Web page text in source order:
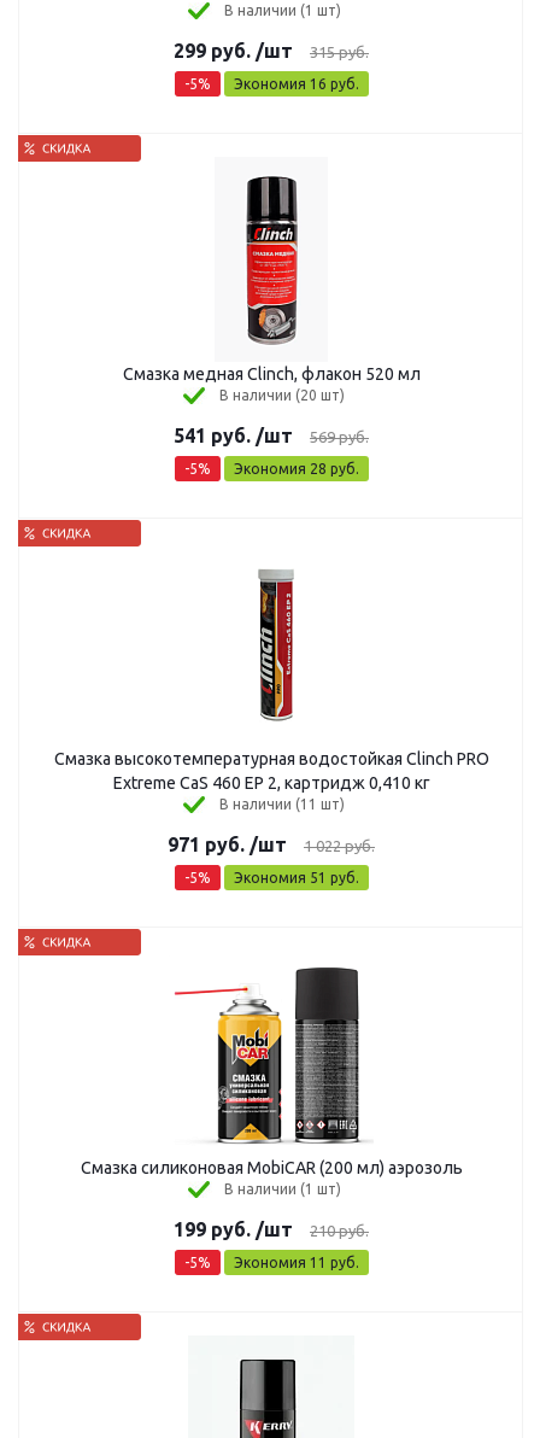
В наличии (1 шт)
299 руб. /шт 315руб.
-5% Экономия 16 руб.
Смазка медная Clinch, флакон 520 мл
В наличии (20 шт)
541 руб. /шт 569руб.
-5% Экономия 28 руб.
Смазка высокотемпературная водостойкая Clinch PRO
Extreme CaS 460 EP 2, картридж 0,410 кг
В наличии (11 шт)
971 руб. /шт 1 022руб.
-5% Экономия 51 руб.
Смазка силиконовая MobiCAR (200 мл) аэрозоль
В наличии (1 шт)
199 руб. /шт 210руб.
-5% Экономия 11 руб.